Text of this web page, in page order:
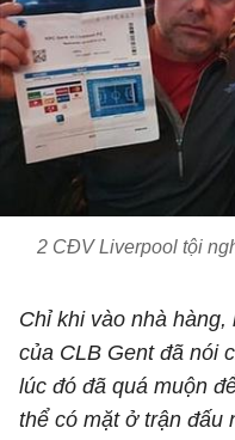
2 CĐV Liverpool tội
Chỉ khi vào nhà
của CLB Gent đã nói
lúc đó đã quá muộn
thể có mặt ở trận đấu